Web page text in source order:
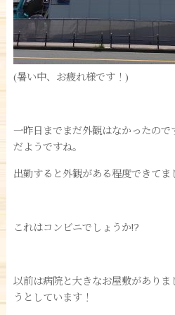
(暑い中、お疲れ様です！)
一昨日までまだ外観はなかったの
だようですね。
出勤すると外観がある程度できてま
これはコンビニでしょうか!?
以前は病院と大きなお屋敷がありま
うとしています！